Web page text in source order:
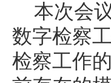
本次会
数字检察
检察工作